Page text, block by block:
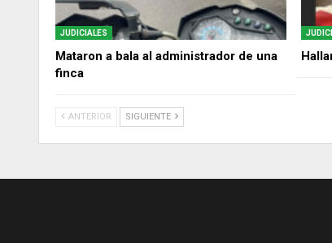
JUDICIALES
Mataron a bala al administrador de una
finca
ANTERIOR SIGUIENTE